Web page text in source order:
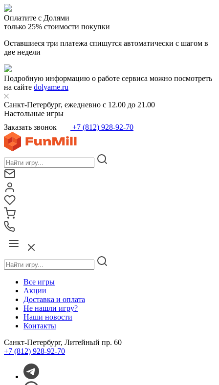
Оплатите с Долями
только 25% стоимости покупки
Оставшиеся три платежа спишутся автоматически с шагом в
две недели
Подробную информацию о работе сервиса можно посмотреть
на сайте dolyame.ru
Санкт-Петербург, ежедневно с 12.00 до 21.00
Настольные игры
Заказать звонок
+7 (812) 928-92-70
Все игры
Акции
Доставка и оплата
Не нашли игру?
Наши новости
Контакты
Санкт-Петербург, Литейный пр. 60
+7 (812) 928-92-70